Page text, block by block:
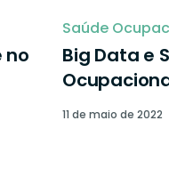
no
Saúde
Big Data e
11 de maio de 2022